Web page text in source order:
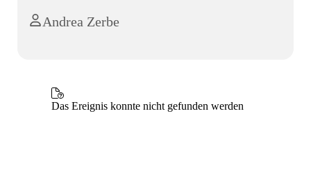
Andrea Zerbe